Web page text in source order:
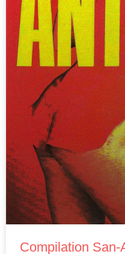
Compilation